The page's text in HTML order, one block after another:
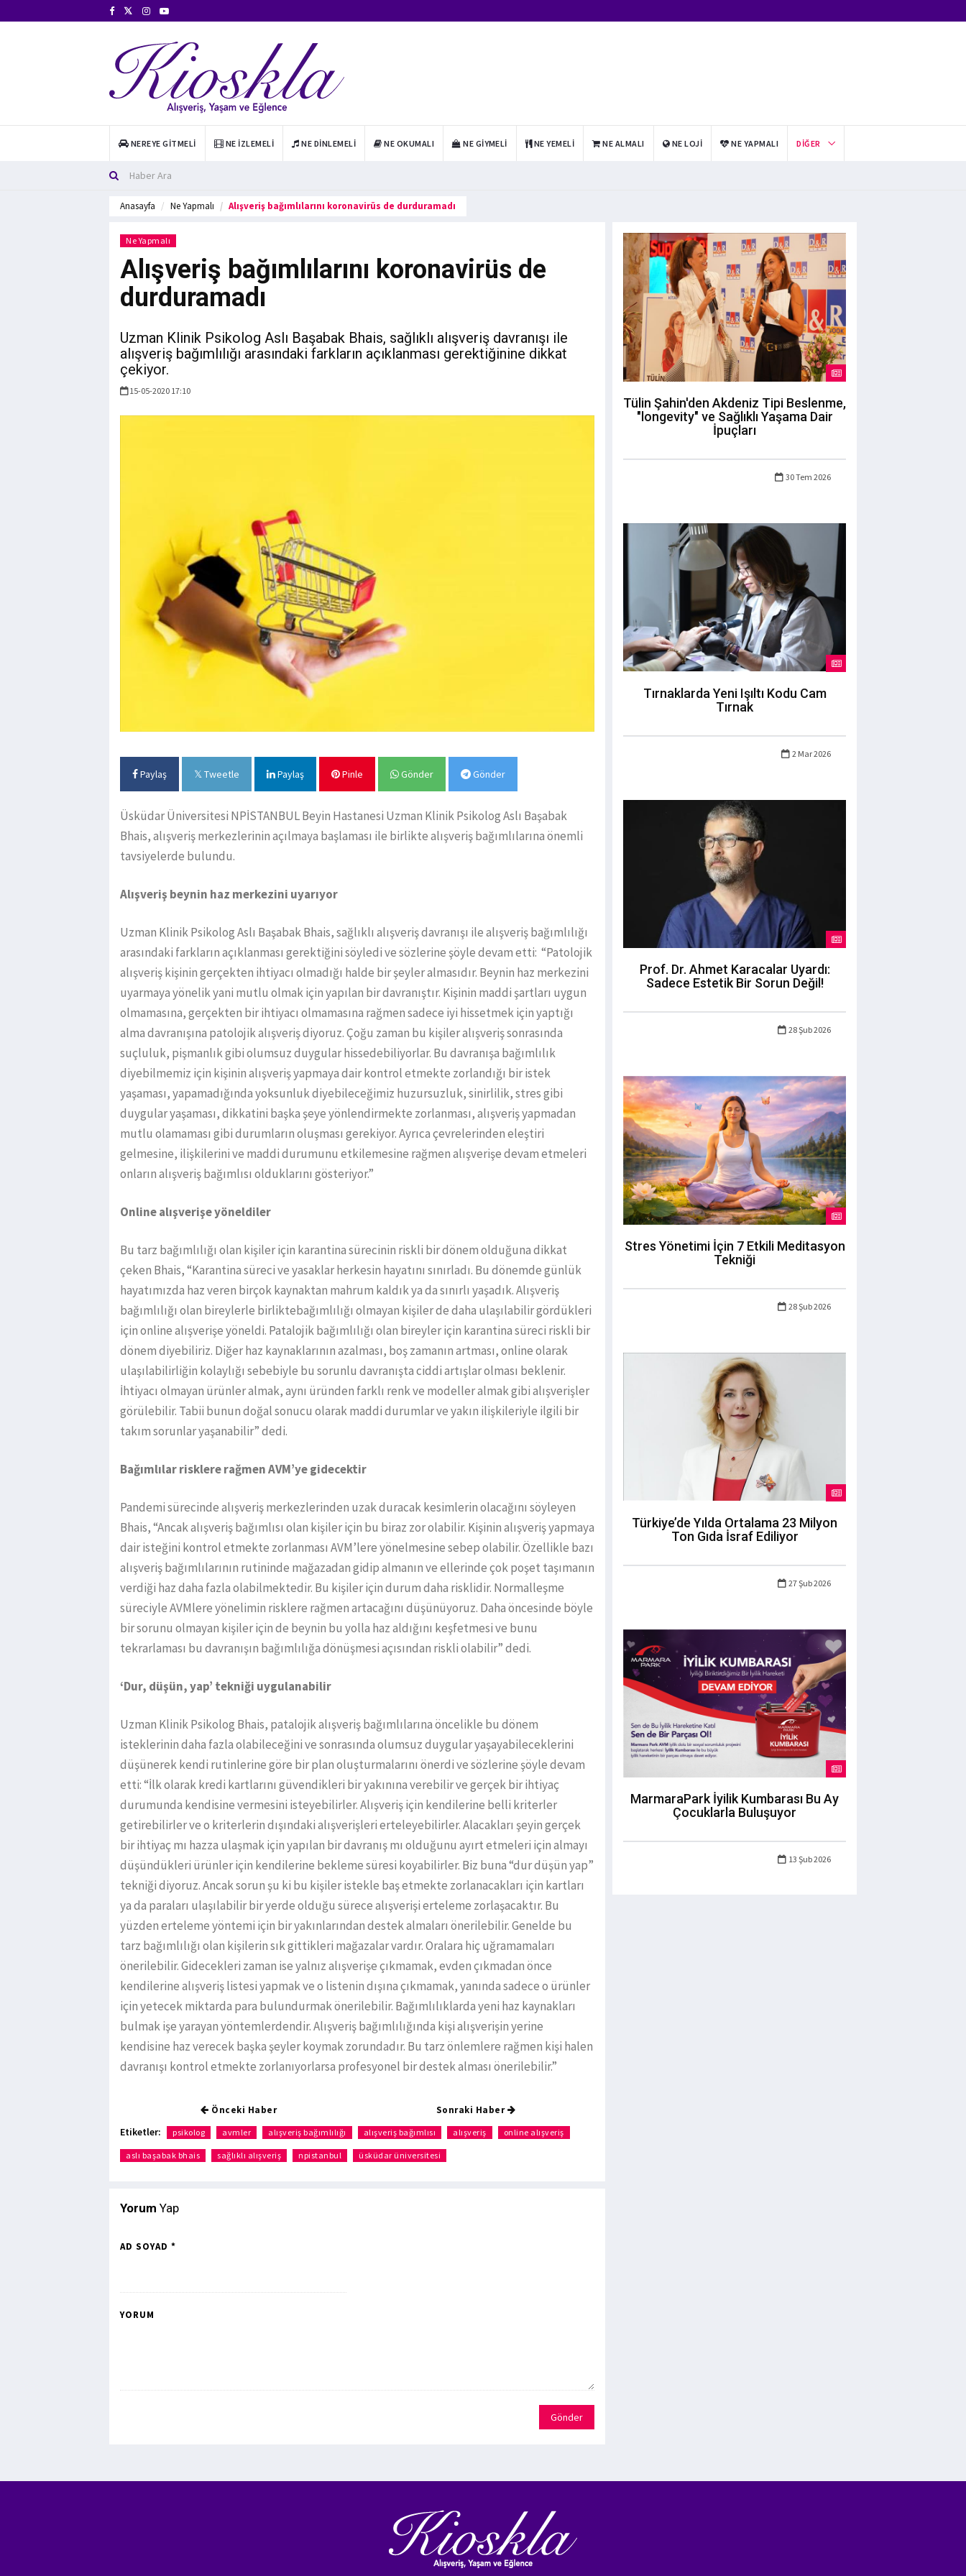
NEREYE GITMELI NE İZLEMELI NE DINLEMELI NE OKUMALI NE GIYMELI NE YEMELI NE ALMALI NE LOJI NE YAPMALI DIĞER
Anasayfa Ne Yapmalı Alışveriş bağımlılarını koronavirüs de durduramadı
Ne Yapmalı
Alışveriş bağımlılarını koronavirüs de
durduramadı
Uzman Klinik Psikolog Aslı Başabak Bhais, sağlıklı alışveriş davranışı ile
alışveriş bağımlılığı arasındaki farkların açıklanması gerektiğinine dikkat
çekiyor.
15-05-2020 17:10
Paylaş Tweetle Paylaş Pinle Gönder Gönder
Üsküdar Üniversitesi NPİSTANBUL Beyin Hastanesi Uzman Klinik Psikolog Aslı Başabak
Bhais, alışveriş merkezlerinin açılmaya başlaması ile birlikte alışveriş bağımlılarına önemli
tavsiyelerde bulundu.
Alışveriş beynin haz merkezini uyarıyor
Uzman Klinik Psikolog Aslı Başabak Bhais, sağlıklı alışveriş davranışı ile alışveriş bağımlılığı
arasındaki farkların açıklanması gerektiğini söyledi ve sözlerine şöyle devam etti: “Patolojik
alışveriş kişinin gerçekten ihtiyacı olmadığı halde bir şeyler almasıdır. Beynin haz merkezini
uyarmaya yönelik yani mutlu olmak için yapılan bir davranıştır. Kişinin maddi şartları uygun
olmamasına, gerçekten bir ihtiyacı olmamasına rağmen sadece iyi hissetmek için yaptığı
alma davranışına patolojik alışveriş diyoruz. Çoğu zaman bu kişiler alışveriş sonrasında
suçluluk, pişmanlık gibi olumsuz duygular hissedebiliyorlar. Bu davranışa bağımlılık
diyebilmemiz için kişinin alışveriş yapmaya dair kontrol etmekte zorlandığı bir istek
yaşaması, yapamadığında yoksunluk diyebileceğimiz huzursuzluk, sinirlilik, stres gibi
duygular yaşaması, dikkatini başka şeye yönlendirmekte zorlanması, alışveriş yapmadan
mutlu olamaması gibi durumların oluşması gerekiyor. Ayrıca çevrelerinden eleştiri
gelmesine, ilişkilerini ve maddi durumunu etkilemesine rağmen alışverişe devam etmeleri
onların alışveriş bağımlısı olduklarını gösteriyor.”
Online alışverişe yöneldiler
Bu tarz bağımlılığı olan kişiler için karantina sürecinin riskli bir dönem olduğuna dikkat
çeken Bhais, “Karantina süreci ve yasaklar herkesin hayatını sınırladı. Bu dönemde günlük
hayatımızda haz veren birçok kaynaktan mahrum kaldık ya da sınırlı yaşadık. Alışveriş
bağımlılığı olan bireylerle birliktebağımlılığı olmayan kişiler de daha ulaşılabilir gördükleri
için online alışverişe yöneldi. Patalojik bağımlılığı olan bireyler için karantina süreci riskli bir
dönem diyebiliriz. Diğer haz kaynaklarının azalması, boş zamanın artması, online olarak
ulaşılabilirliğin kolaylığı sebebiyle bu sorunlu davranışta ciddi artışlar olması beklenir.
İhtiyacı olmayan ürünler almak, aynı üründen farklı renk ve modeller almak gibi alışverişler
görülebilir. Tabii bunun doğal sonucu olarak maddi durumlar ve yakın ilişkileriyle ilgili bir
takım sorunlar yaşanabilir” dedi.
Bağımlılar risklere rağmen AVM’ye gidecektir
Pandemi sürecinde alışveriş merkezlerinden uzak duracak kesimlerin olacağını söyleyen
Bhais, “Ancak alışveriş bağımlısı olan kişiler için bu biraz zor olabilir. Kişinin alışveriş yapmaya
dair isteğini kontrol etmekte zorlanması AVM’lere yönelmesine sebep olabilir. Özellikle bazı
alışveriş bağımlılarının rutininde mağazadan gidip almanın ve ellerinde çok poşet taşımanın
verdiği haz daha fazla olabilmektedir. Bu kişiler için durum daha risklidir. Normalleşme
süreciyle AVMlere yönelimin risklere rağmen artacağını düşünüyoruz. Daha öncesinde böyle
bir sorunu olmayan kişiler için de beynin bu yolla haz aldığını keşfetmesi ve bunu
tekrarlaması bu davranışın bağımlılığa dönüşmesi açısından riskli olabilir” dedi.
‘Dur, düşün, yap’ tekniği uygulanabilir
Uzman Klinik Psikolog Bhais, patalojik alışveriş bağımlılarına öncelikle bu dönem
isteklerinin daha fazla olabileceğini ve sonrasında olumsuz duygular yaşayabileceklerini
düşünerek kendi rutinlerine göre bir plan oluşturmalarını önerdi ve sözlerine şöyle devam
etti: “İlk olarak kredi kartlarını güvendikleri bir yakınına verebilir ve gerçek bir ihtiyaç
durumunda kendisine vermesini isteyebilirler. Alışveriş için kendilerine belli kriterler
getirebilirler ve o kriterlerin dışındaki alışverişleri erteleyebilirler. Alacakları şeyin gerçek
bir ihtiyaç mı hazza ulaşmak için yapılan bir davranış mı olduğunu ayırt etmeleri için almayı
düşündükleri ürünler için kendilerine bekleme süresi koyabilirler. Biz buna “dur düşün yap”
tekniği diyoruz. Ancak sorun şu ki bu kişiler istekle baş etmekte zorlanacakları için kartları
ya da paraları ulaşılabilir bir yerde olduğu sürece alışverişi erteleme zorlaşacaktır. Bu
yüzden erteleme yöntemi için bir yakınlarından destek almaları önerilebilir. Genelde bu
tarz bağımlılığı olan kişilerin sık gittikleri mağazalar vardır. Oralara hiç uğramamaları
önerilebilir. Gidecekleri zaman ise yalnız alışverişe çıkmamak, evden çıkmadan önce
kendilerine alışveriş listesi yapmak ve o listenin dışına çıkmamak, yanında sadece o ürünler
için yetecek miktarda para bulundurmak önerilebilir. Bağımlılıklarda yeni haz kaynakları
bulmak işe yarayan yöntemlerdendir. Alışveriş bağımlılığında kişi alışverişin yerine
kendisine haz verecek başka şeyler koymak zorundadır. Bu tarz önlemlere rağmen kişi halen
davranışı kontrol etmekte zorlanıyorlarsa profesyonel bir destek alması önerilebilir.”
Önceki Haber Sonraki Haber
Etiketler: psikolog avmler alışveriş bağımlılığı alışveriş bağımlısı alışveriş online alışveriş
aslı başabak bhais sağlıklı alışveriş npistanbul üsküdar üniversitesi
Yorum Yap
AD SOYAD *
YORUM
Gönder
Tülin Şahin'den Akdeniz Tipi Beslenme,
"longevity" ve Sağlıklı Yaşama Dair
İpuçları
30 Tem 2026
Tırnaklarda Yeni Işıltı Kodu Cam
Tırnak
2 Mar 2026
Prof. Dr. Ahmet Karacalar Uyardı:
Sadece Estetik Bir Sorun Değil!
28 Şub 2026
Stres Yönetimi İçin 7 Etkili Meditasyon
Tekniği
28 Şub 2026
Türkiye’de Yılda Ortalama 23 Milyon
Ton Gıda İsraf Ediliyor
27 Şub 2026
MarmaraPark İyilik Kumbarası Bu Ay
Çocuklarla Buluşuyor
13 Şub 2026